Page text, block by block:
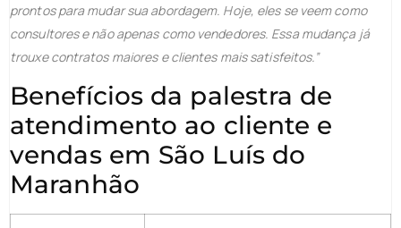
prontos para mudar sua abordagem. Hoje, eles se veem como
consultores e não apenas como vendedores. Essa mudança já
trouxe contratos maiores e clientes mais satisfeitos.”
Benefícios da palestra de
atendimento ao cliente e
vendas em São Luís do
Maranhão